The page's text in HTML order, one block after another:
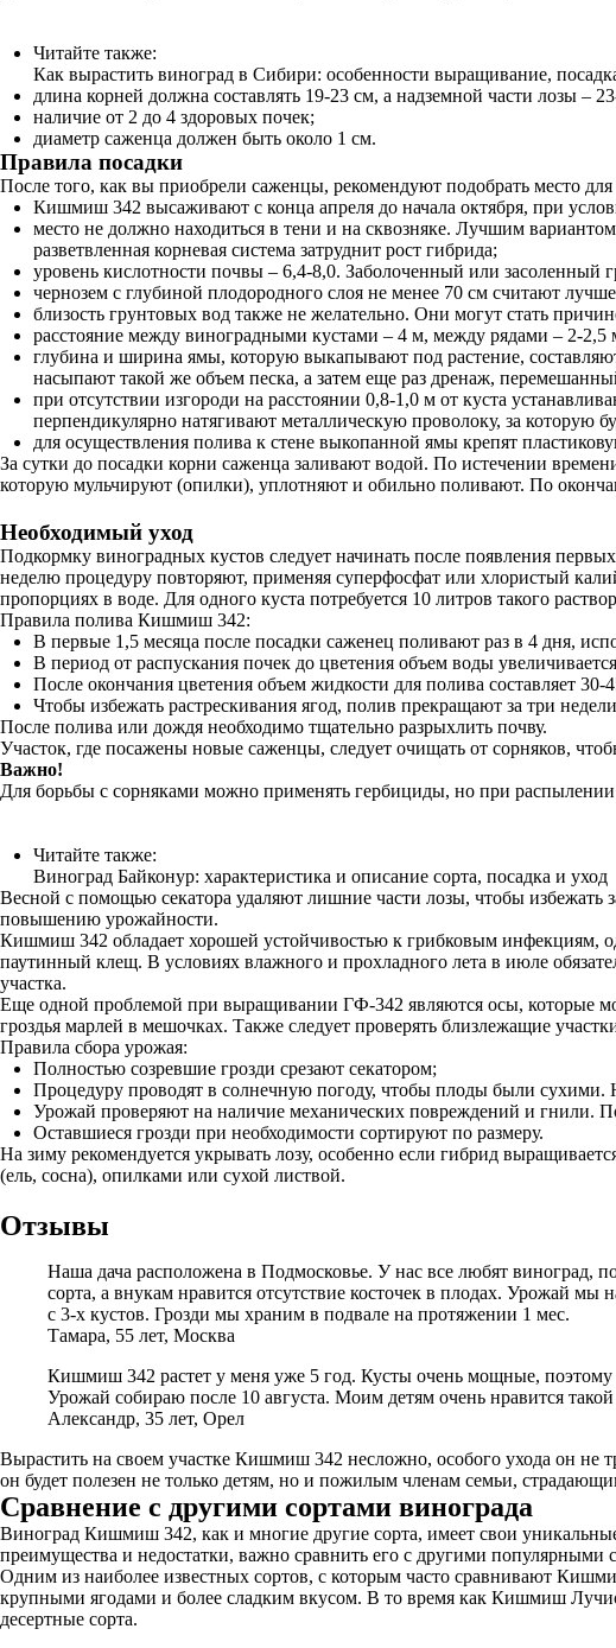
Читайте также:
Как вырастить виноград в Сибири: особенности выращивание,
длина корней должна составлять 19-23 см, а надземной части лозы –
наличие от 2 до 4 здоровых почек;
диаметр саженца должен быть около 1 см.
Правила посадки
После того, как вы приобрели саженцы, рекомендуют подобрать место
Кишмиш 342 высаживают с конца апреля до начала октября, при
место не должно находиться в тени и на сквозняке. Лучшим
разветвленная корневая система затруднит рост гибрида;
уровень кислотности почвы – 6,4-8,0. Заболоченный или засоленный
чернозем с глубиной плодородного слоя не менее 70 см считают
близость грунтовых вод также не желательно. Они могут стать
расстояние между виноградными кустами – 4 м, между рядами – 2-2,5
глубина и ширина ямы, которую выкапывают под растение,
насыпают такой же объем песка, а затем еще раз дренаж,
при отсутствии изгороди на расстоянии 0,8-1,0 м от куста
перпендикулярно натягивают металлическую проволоку, за которую
для осуществления полива к стене выкопанной ямы крепят
За сутки до посадки корни саженца заливают водой. По истечении
которую мульчируют (опилки), уплотняют и обильно поливают. По
Необходимый уход
Подкормку виноградных кустов следует начинать после появления
неделю процедуру повторяют, применяя суперфосфат или хлористый
пропорциях в воде. Для одного куста потребуется 10 литров такого
Правила полива Кишмиш 342:
В первые 1,5 месяца после посадки саженец поливают раз в 4 дня,
В период от распускания почек до цветения объем воды
После окончания цветения объем жидкости для полива составляет 30-
Чтобы избежать растрескивания ягод, полив прекращают за три
После полива или дождя необходимо тщательно разрыхлить почву.
Участок, где посажены новые саженцы, следует очищать от сорняков,
Важно!
Для борьбы с сорняками можно применять гербициды, но при
Читайте также:
Виноград Байконур: характеристика и описание сорта, посадка и уход
Весной с помощью секатора удаляют лишние части лозы, чтобы избежать
повышению урожайности.
Кишмиш 342 обладает хорошей устойчивостью к грибковым инфекциям,
паутинный клещ. В условиях влажного и прохладного лета в июле
участка.
Еще одной проблемой при выращивании ГФ-342 являются осы, которые
гроздья марлей в мешочках. Также следует проверять близлежащие
Правила сбора урожая:
Полностью созревшие грозди срезают секатором;
Процедуру проводят в солнечную погоду, чтобы плоды были сухими.
Урожай проверяют на наличие механических повреждений и гнили.
Оставшиеся грозди при необходимости сортируют по размеру.
На зиму рекомендуется укрывать лозу, особенно если гибрид
(ель, сосна), опилками или сухой листвой.
Отзывы
Наша дача расположена в Подмосковье. У нас все любят виноград,
сорта, а внукам нравится отсутствие косточек в плодах. Урожай
с 3-х кустов. Грозди мы храним в подвале на протяжении 1 мес.
Тамара, 55 лет, Москва
Кишмиш 342 растет у меня уже 5 год. Кусты очень мощные, поэтому
Урожай собираю после 10 августа. Моим детям очень нравится
Александр, 35 лет, Орел
Вырастить на своем участке Кишмиш 342 несложно, особого ухода он не
он будет полезен не только детям, но и пожилым членам семьи,
Сравнение с другими сортами винограда
Виноград Кишмиш 342, как и многие другие сорта, имеет свои
преимущества и недостатки, важно сравнить его с другими популярными
Одним из наиболее известных сортов, с которым часто сравнивают
крупными ягодами и более сладким вкусом. В то время как Кишмиш
десертные сорта.